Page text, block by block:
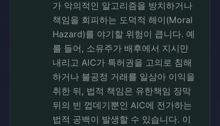
가 악의적인 알고리즘을 방치하거나
책임을 회피하는 도덕적 해이(Moral
Hazard)를 야기할 위험이 큽니다. 예
를 들어, 소유주가 배후에서 지시만
내리고 AIC가 특허권을 고의로 침해
하거나 불공정 거래를 일삼아 이익을
취한 뒤, 법적 책임은 유한책임 장막
뒤의 빈 껍데기뿐인 AIC에 전가하는
법적 공백이 발생할 수 있습니다. 이